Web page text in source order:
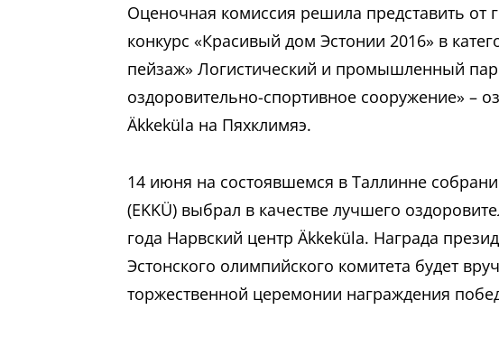
Оценочная комиссия решила представить от
конкурс «Красивый дом Эстонии 2016» в
пейзаж» Логистический и промышленный
оздоровительно-спортивное сооружение» –
Äkkeküla на Пяхклимяэ.
14 июня на состоявшемся в Таллинне
(EKKÜ) выбрал в качестве лучшего
года Нарвский центр Äkkeküla. Награда
Эстонского олимпийского комитета будет
торжественной церемонии награждения